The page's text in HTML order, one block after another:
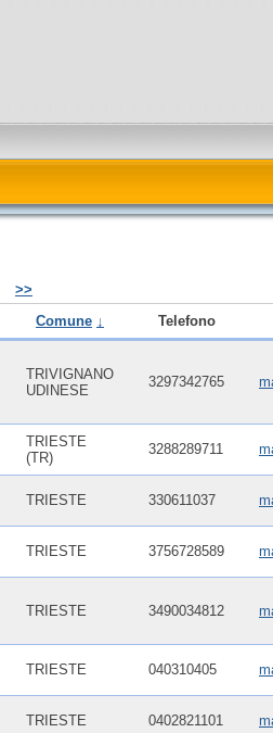
>>
Comune ↓ Telefono
TRIVIGNANO
UDINESE
3297342765
TRIESTE
(TR)
3288289711
TRIESTE 330611037
TRIESTE 3756728589
TRIESTE 3490034812
TRIESTE 040310405
TRIESTE 0402821101